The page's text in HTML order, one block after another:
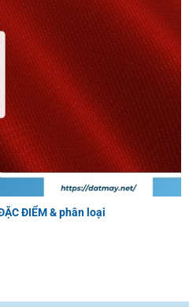
ĐIỂM & phân loại